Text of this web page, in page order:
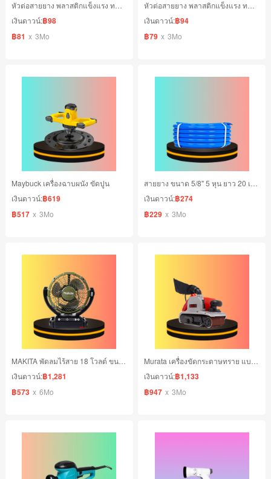
เงินดาวน์:฿98
฿81 x 3Mo
เงินดาวน์:฿94
฿79 x 3Mo
Maybuck เครื่องฉาบผนัง ขัดปูน
เงินดาวน์:฿619
฿517 x 3Mo
เงินดาวน์:฿274
฿229 x 3Mo
MAKITA พัดลมไร้สาย 18 โวลต์ ขนาด 7 นิ้ว
เงินดาวน์:฿1,281
฿573 x 6Mo
เงินดาวน์:฿1,133
฿947 x 3Mo